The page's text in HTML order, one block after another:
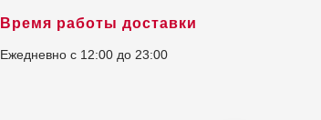
Время работы доставки
Ежедневно с 12:00 до 23:00